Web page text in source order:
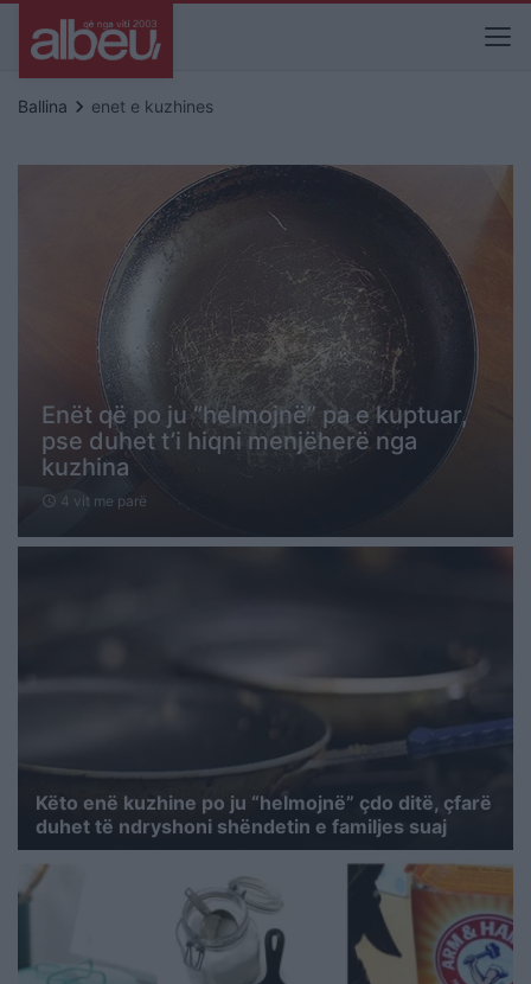
Ballina keyboard_arrow_right enet e kuzhines
Enët që po ju “helmojnë” pa e kuptuar,
pse duhet t’i hiqni menjëherë nga
kuzhina
schedule 4 vit me parë
Këto enë kuzhine po ju “helmojnë” çdo ditë, çfarë
duhet të ndryshoni shëndetin e familjes suaj